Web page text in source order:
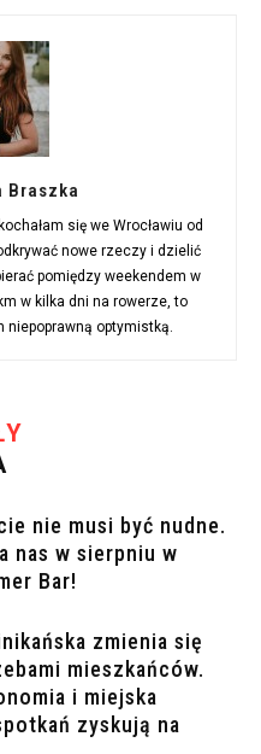
Braszka
się we Wrocławiu od
nowe rzeczy i dzielić
pomiędzy weekendem w
w kilka dni na rowerze, to
niepoprawną optymistką.
nie musi być nudne.
nas w sierpniu w
Bar!
zmienia się
mieszkańców.
i miejska
zyskują na